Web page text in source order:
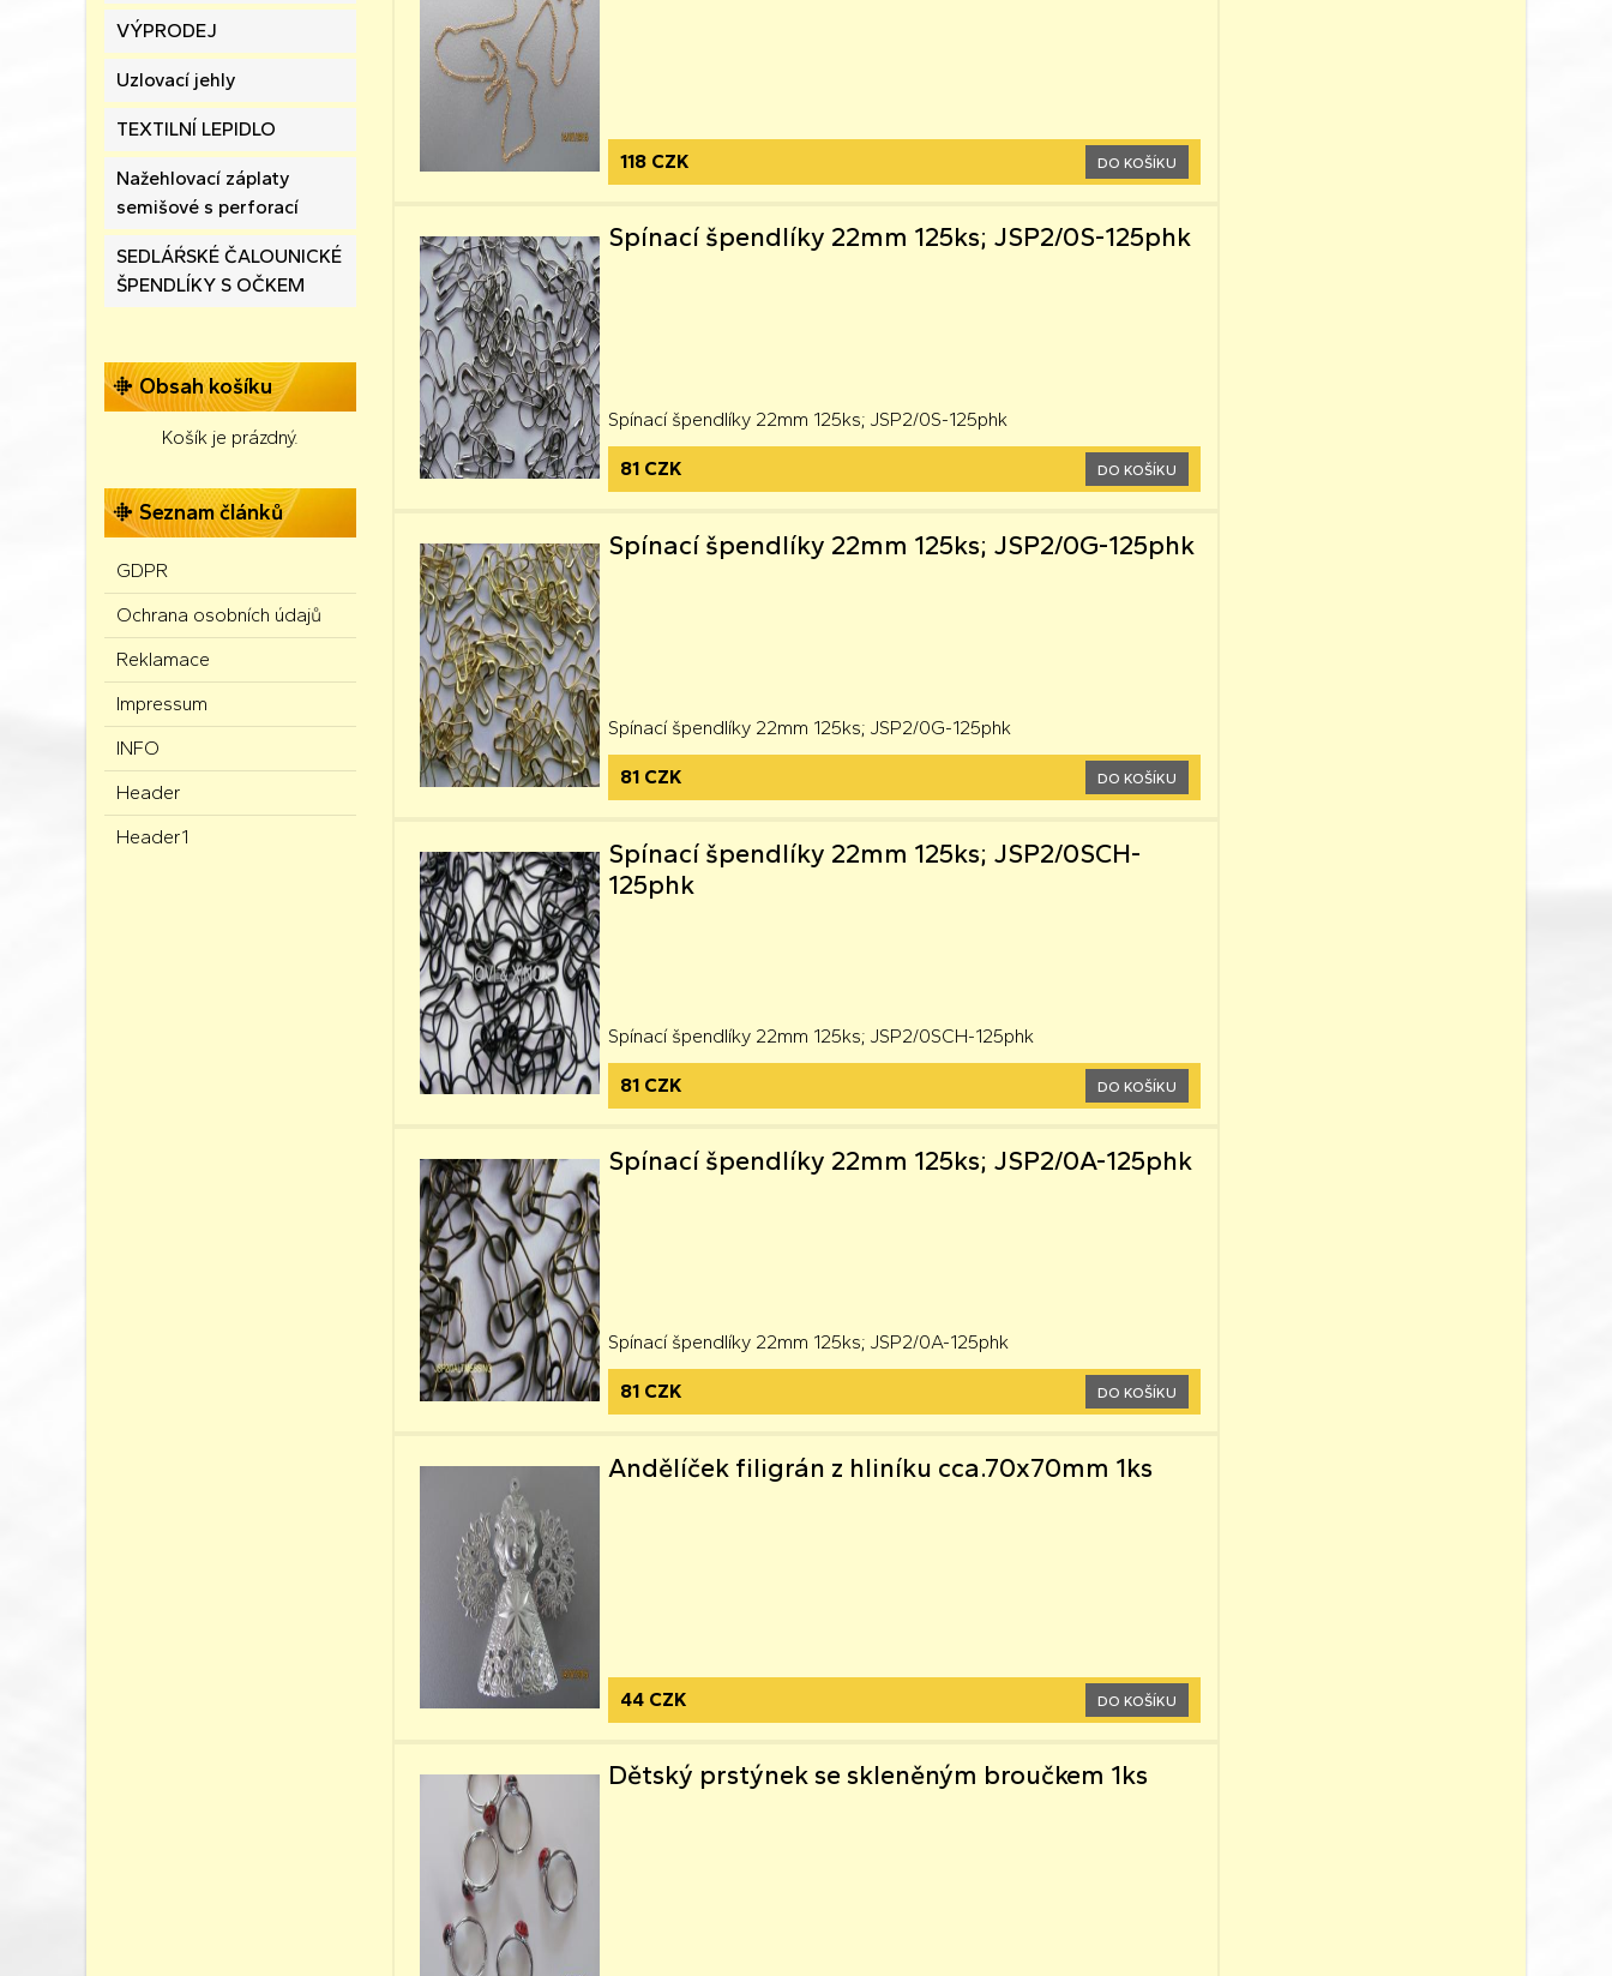
VÝPRODEJ
Uzlovací jehly
TEXTILNÍ LEPIDLO
Nažehlovací záplaty
semišové s perforací
SEDLÁŔSKÉ ČALOUNICKÉ
ŠPENDLÍKY S OČKEM
Obsah košíku
Košík je prázdný.
Seznam článků
GDPR
Ochrana osobních údajů
Reklamace
Impressum
INFO
Header
Header1
118 CZK DO KOŠÍKU
Spínací špendlíky 22mm 125ks; JSP2/0S-125phk
Spínací špendlíky 22mm 125ks; JSP2/0S-125phk
81 CZK DO KOŠÍKU
Spínací špendlíky 22mm 125ks; JSP2/0G-125phk
Spínací špendlíky 22mm 125ks; JSP2/0G-125phk
81 CZK DO KOŠÍKU
Spínací špendlíky 22mm 125ks; JSP2/0SCH-
125phk
Spínací špendlíky 22mm 125ks; JSP2/0SCH-125phk
81 CZK DO KOŠÍKU
Spínací špendlíky 22mm 125ks; JSP2/0A-125phk
Spínací špendlíky 22mm 125ks; JSP2/0A-125phk
81 CZK DO KOŠÍKU
Andělíček filigrán z hliníku cca.70x70mm 1ks
44 CZK DO KOŠÍKU
Dětský prstýnek se skleněným broučkem 1ks